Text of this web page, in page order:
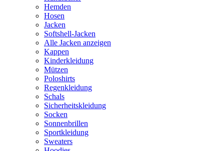
Hemden
Hosen
Jacken
Softshell-Jacken
Alle Jacken anzeigen
Kappen
Kinderkleidung
Mützen
Poloshirts
Regenkleidung
Schals
Sicherheitskleidung
Socken
Sonnenbrillen
Sportkleidung
Sweaters